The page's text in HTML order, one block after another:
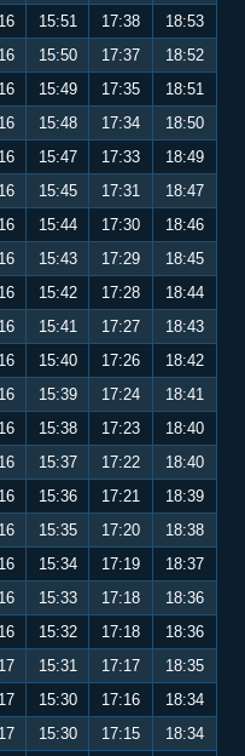
15:51 17:38
18:53
15:50 17:37
18:52
15:49 17:35
18:51
15:48 17:34
18:50
15:47 17:33
18:49
15:45 17:31
18:47
15:44 17:30
18:46
15:43 17:29
18:45
15:42 17:28
18:44
15:41 17:27
18:43
15:40 17:26
18:42
15:39 17:24
18:41
15:38 17:23
18:40
15:37 17:22
18:40
15:36 17:21
18:39
15:35 17:20
18:38
15:34 17:19
18:37
15:33 17:18
18:36
15:32 17:18
18:36
15:31 17:17
18:35
15:30 17:16
18:34
15:30 17:15
18:34